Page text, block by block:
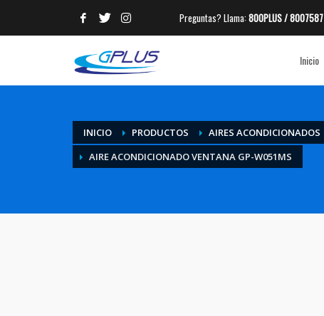
ARCHIVES
CATEGORIES
META
Acceder
WordPress.org
Preguntas? Llama: 800PLUS / 8007587
Inicio
INICIO PRODUCTOS
AIRES ACONDICIONADOS
AIRE ACONDICIONADO VENTANA GP-W051MS